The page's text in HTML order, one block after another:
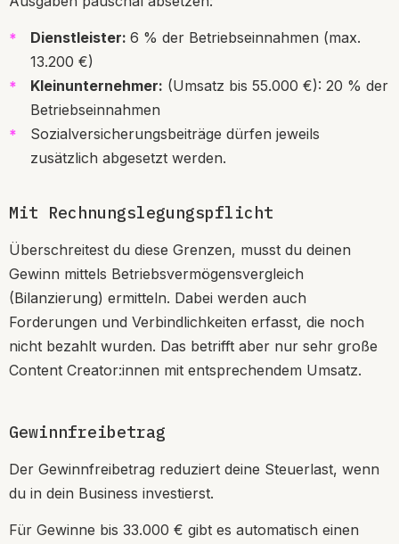
Dienstleister: 6 % der Betriebseinnahmen (max.
13.200 €)
Kleinunternehmer: (Umsatz bis 55.000 €): 20 % der
Betriebseinnahmen
Sozialversicherungsbeiträge dürfen jeweils
zusätzlich abgesetzt werden.
Mit Rechnungslegungspflicht
Überschreitest du diese Grenzen, musst du deinen
Gewinn mittels Betriebsvermögensvergleich
(Bilanzierung) ermitteln. Dabei werden auch
Forderungen und Verbindlichkeiten erfasst, die noch
nicht bezahlt wurden. Das betrifft aber nur sehr große
Content Creator:innen mit entsprechendem Umsatz.
Gewinnfreibetrag
Der Gewinnfreibetrag reduziert deine Steuerlast, wenn
du in dein Business investierst.
Für Gewinne bis 33.000 € gibt es automatisch einen